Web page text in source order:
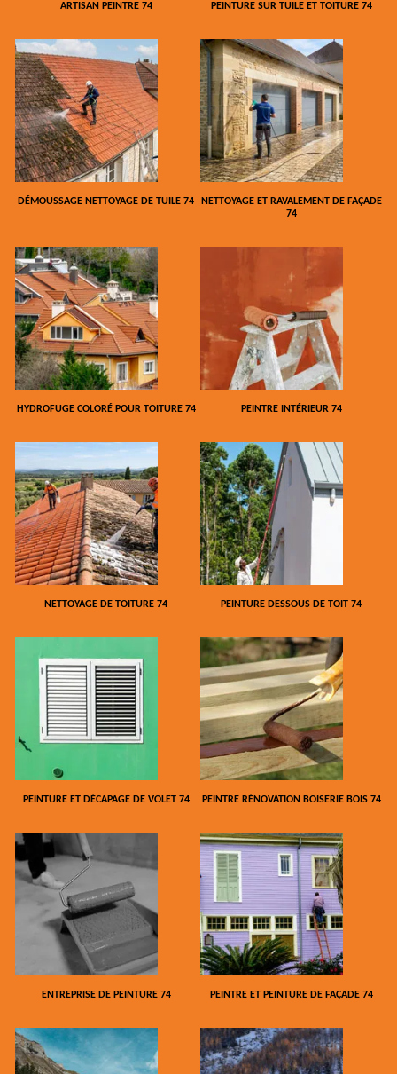
ARTISAN PEINTRE 74 PEINTURE SUR TUILE ET TOITURE 74
DÉMOUSSAGE NETTOYAGE DE TUILE 74
NETTOYAGE ET RAVALEMENT DE FAÇADE
74
HYDROFUGE COLORÉ POUR TOITURE 74 PEINTRE INTÉRIEUR 74
NETTOYAGE DE TOITURE 74 PEINTURE DESSOUS DE TOIT 74
PEINTURE ET DÉCAPAGE DE VOLET 74 PEINTRE RÉNOVATION BOISERIE BOIS 74
ENTREPRISE DE PEINTURE 74 PEINTRE ET PEINTURE DE FAÇADE 74